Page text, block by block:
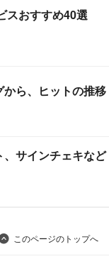
スおすすめ40選
ら、ヒットの推移
サインチェキなど
このページのトップへ